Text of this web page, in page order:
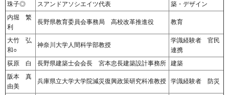
珠子◎
スアンドアソシエイツ代表
築・デザイン
内堀 繁
利
長野県教育委員会事務局 高校改革推進役 教育
大竹 弘
和○
神奈川大学人間科学部教授
学識経験者 官民
連携
荻原 白
長野県建築士会会長 宮本忠長建築設計事務所
建築
阪本 真
由美
兵庫県立大学大学院減災復興政策研究科准教授 学識経験者 防災